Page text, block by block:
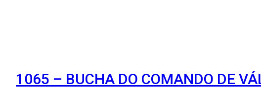
1065 – BUCHA DO COMANDO DE